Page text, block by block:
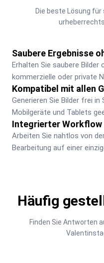
Die beste Lösung
Saubere Ergebnisse
Erhalten Sie saubere Bilder
kommerzielle oder private
Kompatibel mit allen
Generieren Sie Bilder frei
Mobilgeräte und Tablets
Integrierter Workflow
Arbeiten Sie nahtlos von
Bearbeitung auf einer
Häufig
Finden Sie Antworten